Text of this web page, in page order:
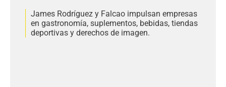
James Rodríguez y Falcao impulsan empresas
en gastronomía, suplementos, bebidas, tiendas
deportivas y derechos de imagen.